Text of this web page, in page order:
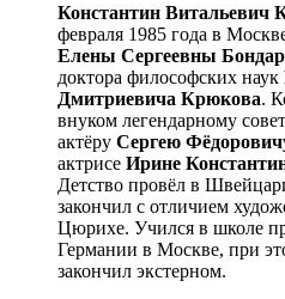
Константин Витальевич
февраля 1985 года в
Елены Сергеевны
доктора философских наук
Дмитриевича Крюкова.
внуком легендарному
актёру Сергею
актрисе Ирине
Детство провёл в
закончил с отличием
Цюрихе. Учился в школе
Германии в Москве, при
закончил экстерном.